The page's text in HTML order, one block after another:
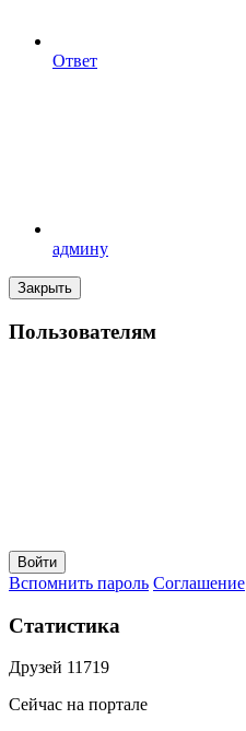
Ответ
админу
Закрыть
Пользователям
Вспомнить пароль Соглашение
Статистика
Друзей 11719
Сейчас на портале